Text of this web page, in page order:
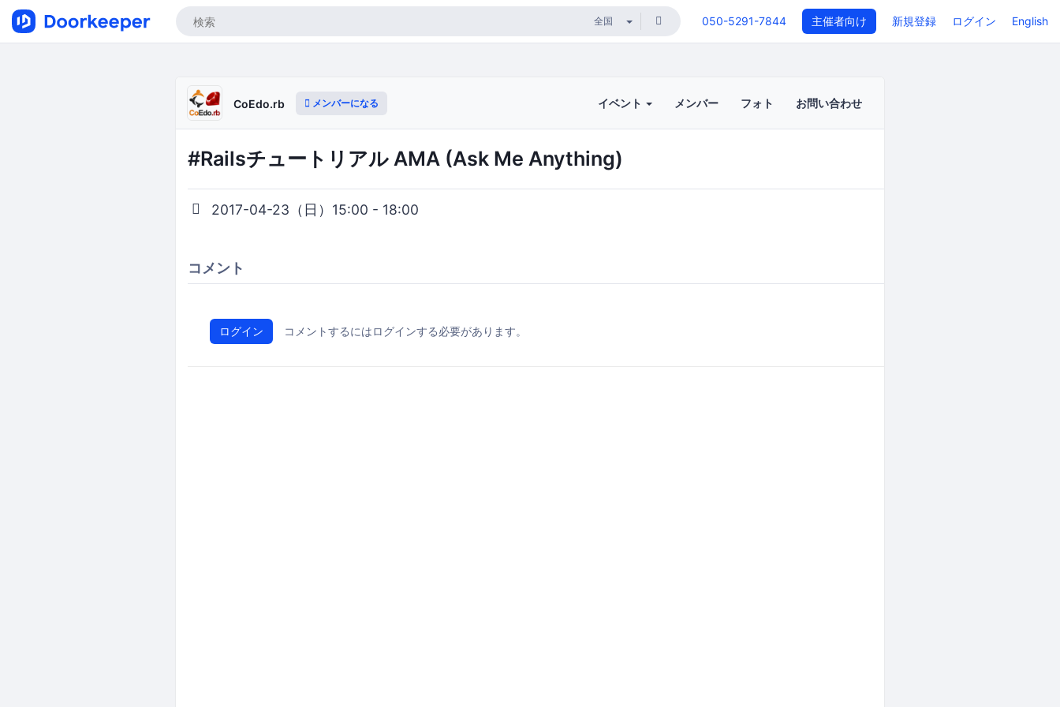
050-5291-7844 主催者向け 新規登録 ログイン English
CoEdo.rb メンバーになる イベント メンバー フォト お問い合わせ
#Railsチュートリアル AMA (Ask Me Anything)
2017-04-23（日）15:00 - 18:00
コメント
ログイン コメントするにはログインする必要があります。